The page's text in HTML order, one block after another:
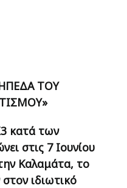
ΤΟΥ
κατά των
στις 7 Ιουνίου
Καλαμάτα, το
ιδιωτικό